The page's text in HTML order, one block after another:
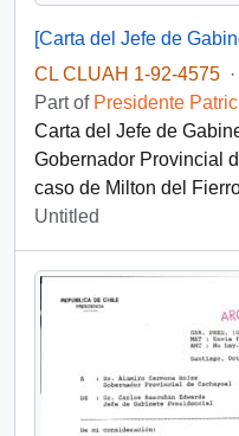
CL CLUAH 1-92-4575 ·
Part of Presidente
Carta del Jefe de
Gobernador Provincial
caso de Milton del
Untitled